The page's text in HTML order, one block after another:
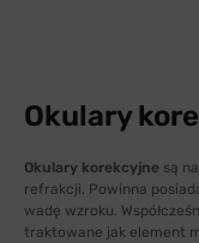
Okulary
Okulary korekcyjne są
refrakcji. Powinna
wadę wzroku.
traktowane jak element